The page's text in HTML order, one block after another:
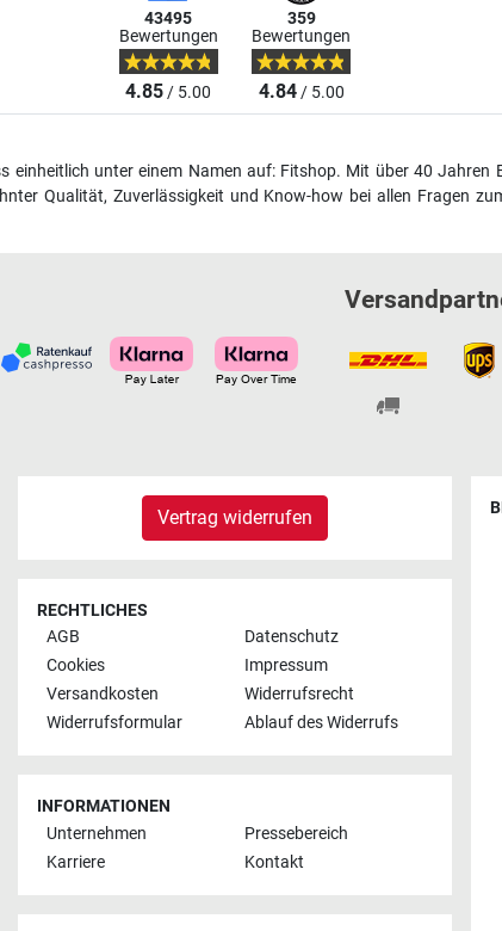
43495
Bewertungen
4.85/ 5.00
359
Bewertungen
4.84/ 5.00
unter einem Namen auf: Fitshop. Mit über 40
Qualität, Zuverlässigkeit und Know-how bei allen Fragen
Vertrag widerrufen
RECHTLICHES
AGB
Datenschutz
Cookies
Impressum
Versandkosten
Widerrufsrecht
Widerrufsformular
Ablauf des Widerrufs
INFORMATIONEN
Unternehmen
Pressebereich
Karriere
Kontakt